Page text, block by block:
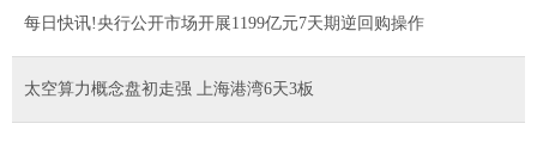
每日快讯!央行公开市场开展1199亿元7天期逆回购操作
太空算力概念盘初走强 上海港湾6天3板